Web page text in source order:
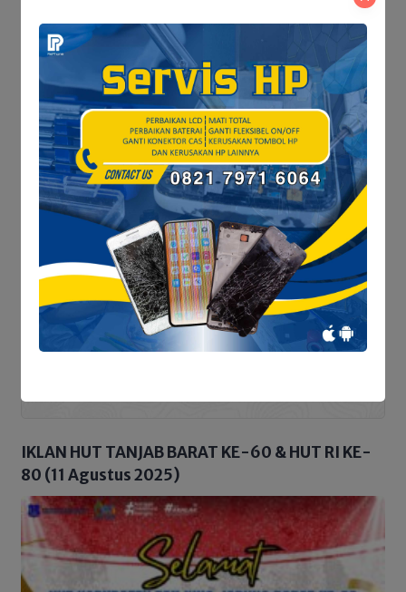
Dibuka Akhir Juni, Disdik
Siapkan Lebih dari 12
Ribu Kuota dan
Tegaskan Nol Pungli
Perlindungan Ruang
Hidup Warga Aurkenali
Penelusuran Dua Hari,
FAJI Tanjab Barat &
MAPALA Data Potensi
Sungai Tembulun
POLITIK
IKLAN HUT TANJAB BARAT KE-60 & HUT RI KE-
80 (11 Agustus 2025)